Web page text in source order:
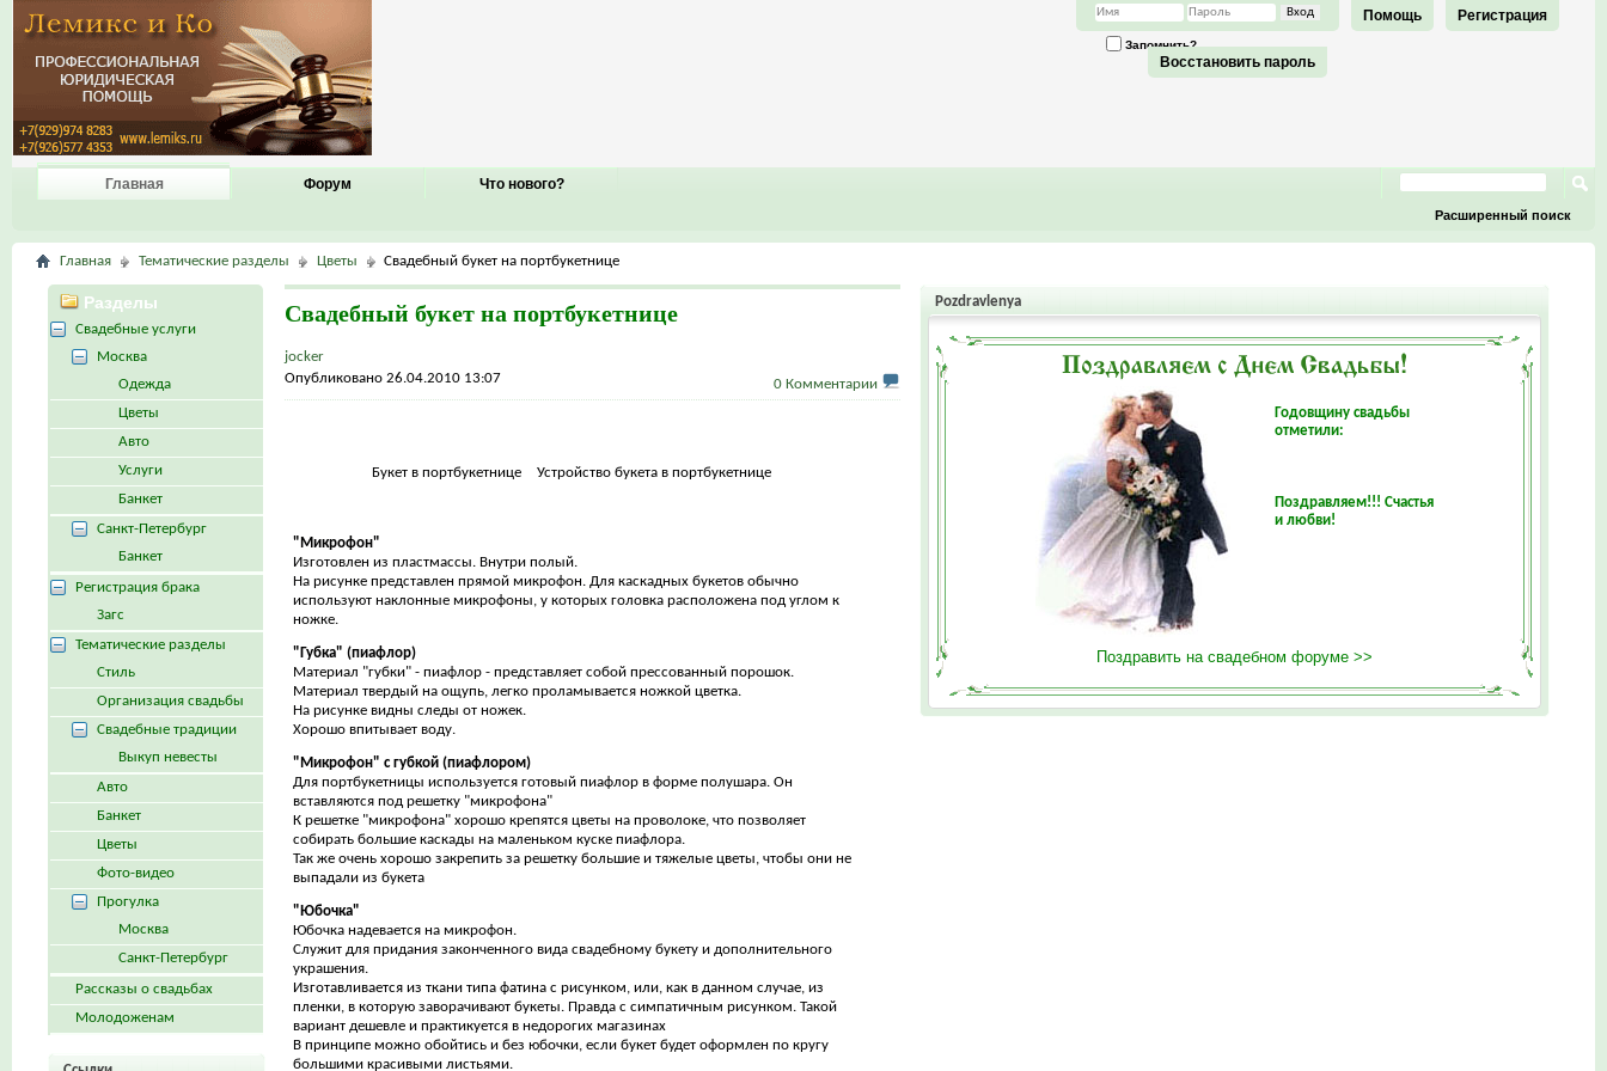
Регистрация
Помощь
Запомнить?
Восстановить пароль
Главная Форум Что нового?
Расширенный поиск
Главная Тематические разделы Цветы Свадебный букет на портбукетнице
Свадебный букет на портбукетнице
jocker
Опубликовано 26.04.2010 13:07
0 Комментарии
Букет в портбукетнице Устройство букета в портбукетнице
"Микрофон"
Изготовлен из пластмассы. Внутри полый.
На рисунке представлен прямой микрофон. Для каскадных букетов обычно
используют наклонные микрофоны, у которых головка расположена под углом к
ножке.
"Губка" (пиафлор)
Материал "губки" - пиафлор - представляет собой прессованный порошок.
Материал твердый на ощупь, легко проламывается ножкой цветка.
На рисунке видны следы от ножек.
Хорошо впитывает воду.
"Микрофон" с губкой (пиафлором)
Для портбукетницы используется готовый пиафлор в форме полушара. Он
вставляются под решетку "микрофона"
К решетке "микрофона" хорошо крепятся цветы на проволоке, что позволяет
собирать большие каскады на маленьком куске пиафлора.
Так же очень хорошо закрепить за решетку большие и тяжелые цветы, чтобы они не
выпадали из букета
"Юбочка"
Юбочка надевается на микрофон.
Служит для придания законченного вида свадебному букету и дополнительного
украшения.
Изготавливается из ткани типа фатина с рисунком, или, как в данном случае, из
пленки, в которую заворачивают букеты. Правда с симпатичным рисунком. Такой
вариант дешевле и практикуется в недорогих магазинах
В принципе можно обойтись и без юбочки, если букет будет оформлен по кругу
большими красивыми листьями.
Pozdravlenya
Годовщину свадьбы
отметили:
Поздравляем!!! Счастья
и любви!
Поздравить на свадебном форуме >>
Разделы
Свадебные услуги
Москва
Одежда
Цветы
Авто
Услуги
Банкет
Санкт-Петербург
Банкет
Регистрация брака
Загс
Тематические разделы
Стиль
Организация свадьбы
Свадебные традиции
Выкуп невесты
Авто
Банкет
Цветы
Фото-видео
Прогулка
Москва
Санкт-Петербург
Рассказы о свадьбах
Молодоженам